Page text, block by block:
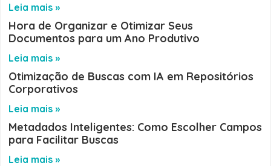
Leia mais »
Hora de Organizar e Otimizar Seus
Documentos para um Ano Produtivo
Leia mais »
Otimização de Buscas com IA em Repositórios
Corporativos
Leia mais »
Metadados Inteligentes: Como Escolher Campos
para Facilitar Buscas
Leia mais »